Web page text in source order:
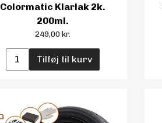
Colormatic Klarlak 2k.
200ml.
249,00 kr.
Tilføj til kurv